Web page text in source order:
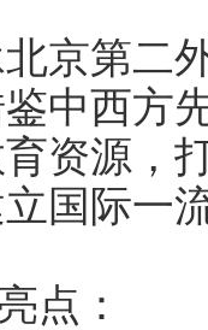
第二外
中西方
资源，
国际一
：